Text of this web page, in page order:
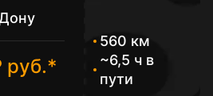
руб.*
560 км
~6,5 ч в
пути